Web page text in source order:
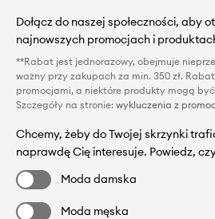
Dołącz do naszej społeczności, aby
najnowszych promocjach i
**Rabat jest jednorazowy, obejmuje
ważny przy zakupach za min. 350 zł.
promocjami, a niektóre produkty mogą
Szczegóły na stronie: wykluczenia z
Chcemy, żeby do Twojej skrzynki
naprawdę Cię interesuje. Powiedz,
Moda damska
Moda męska